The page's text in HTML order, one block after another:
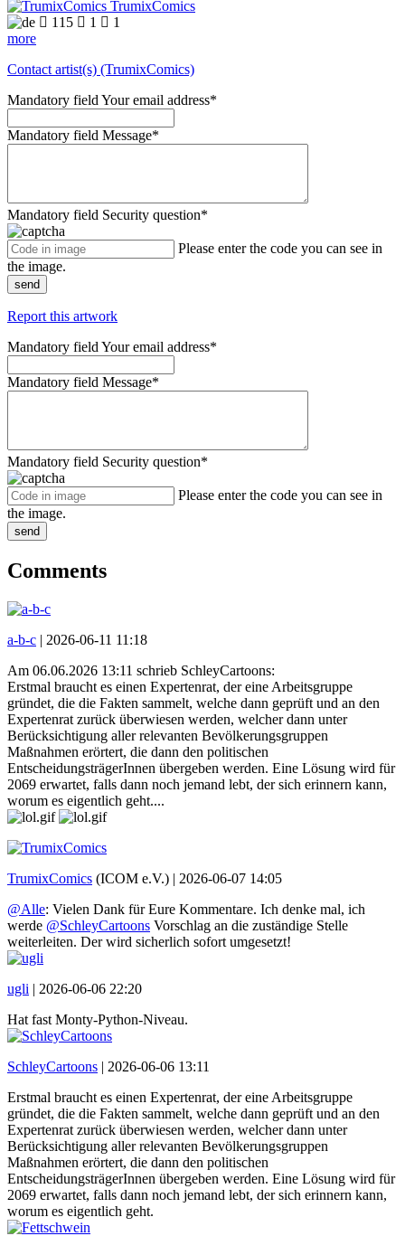
TrumixComics
 115  1  1
more
Contact artist(s) (TrumixComics)
Mandatory field Your email address*
Mandatory field Message*
Mandatory field Security question*
Please enter the code you can see in
the image.
send
Report this artwork
Mandatory field Your email address*
Mandatory field Message*
Mandatory field Security question*
Please enter the code you can see in
the image.
send
Comments
a-b-c | 2026-06-11 11:18
Am 06.06.2026 13:11 schrieb SchleyCartoons:
Erstmal braucht es einen Expertenrat, der eine Arbeitsgruppe
gründet, die die Fakten sammelt, welche dann geprüft und an den
Expertenrat zurück überwiesen werden, welcher dann unter
Berücksichtigung aller relevanten Bevölkerungsgruppen
Maßnahmen erörtert, die dann den politischen
EntscheidungsträgerInnen übergeben werden. Eine Lösung wird für
2069 erwartet, falls dann noch jemand lebt, der sich erinnern kann,
worum es eigentlich geht....
TrumixComics (ICOM e.V.) | 2026-06-07 14:05
@Alle: Vielen Dank für Eure Kommentare. Ich denke mal, ich
werde @SchleyCartoons Vorschlag an die zuständige Stelle
weiterleiten. Der wird sicherlich sofort umgesetzt!
ugli | 2026-06-06 22:20
Hat fast Monty-Python-Niveau.
SchleyCartoons | 2026-06-06 13:11
Erstmal braucht es einen Expertenrat, der eine Arbeitsgruppe
gründet, die die Fakten sammelt, welche dann geprüft und an den
Expertenrat zurück überwiesen werden, welcher dann unter
Berücksichtigung aller relevanten Bevölkerungsgruppen
Maßnahmen erörtert, die dann den politischen
EntscheidungsträgerInnen übergeben werden. Eine Lösung wird für
2069 erwartet, falls dann noch jemand lebt, der sich erinnern kann,
worum es eigentlich geht.